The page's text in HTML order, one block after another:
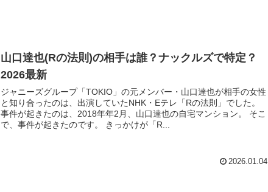
山口達也(Rの法則)の相手は誰？ナックルズで特定？
2026最新
ジャニーズグループ「TOKIO」の元メンバー・山口達也が相手の女性
と知り合ったのは、出演していたNHK・Eテレ「Rの法則」でした。
事件が起きたのは、2018年年2月、山口達也の自宅マンション。 そこ
で、事件が起きたのです。 きっかけが「R...
2026.01.04